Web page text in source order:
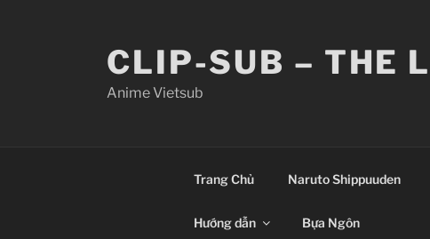
CLIP-SUB – THE
Anime Vietsub
Trang Chủ Naruto Shippuuden
Hướng dẫn Bựa Ngôn